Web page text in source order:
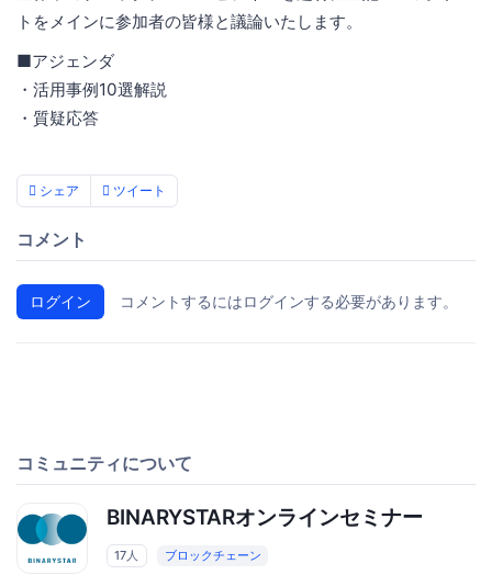
トをメインに参加者の皆様と議論いたします。
■アジェンダ
・活用事例10選解説
・質疑応答
シェア ツイート
コメント
ログイン コメントするにはログインする必要があります。
コミュニティについて
BINARYSTARオンラインセミナー
17人 ブロックチェーン